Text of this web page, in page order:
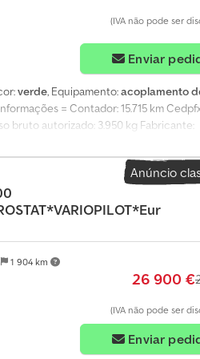
(IVA não pode ser
Enviar
verde, Equipamento:acoplamento
= Contador: 15.715 km
bruto autorizado: 3.950 kg Fabricante:
Anúncio
1 904 km
26 900 €
(IVA não pode ser
Enviar